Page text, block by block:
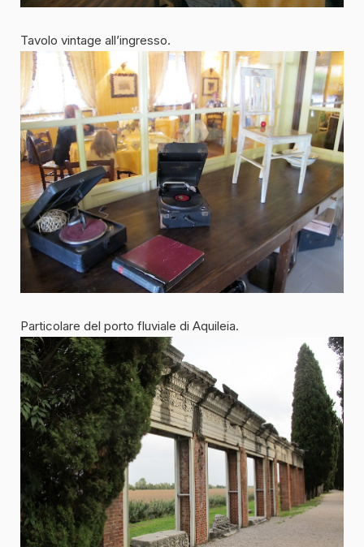
Tavolo vintage all’ingresso.
Particolare del porto fluviale di Aquileia.